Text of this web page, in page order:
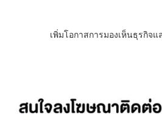
เพิ่มโอกาสการมองเห็นธุรกิจ